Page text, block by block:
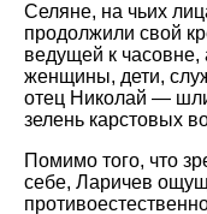
Селяне, на чьих
продолжили свой
ведущей к
женщины, дети,
отец Николай —
зелень карстовых
Помимо того, что
себе, Ларичев